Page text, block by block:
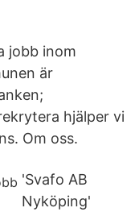
jobb inom
är
hjälper vi
Om oss.
'Svafo AB
Nyköping'